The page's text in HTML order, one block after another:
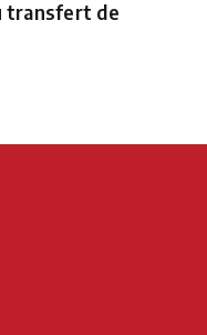
transfert de